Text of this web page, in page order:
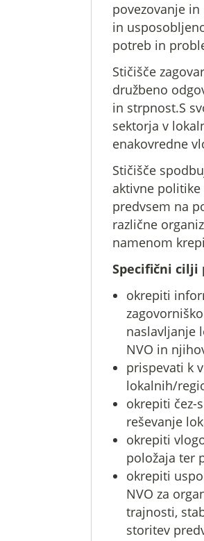
povezovanje
in
potreb in
Stičišče
družbeno
in strpnost.S
sektorja v
enakovredne
Stičišče
aktivne politike
predvsem na
različne
namenom
Specifični cilji
okrepiti
naslavljanje
NVO in
prispevati k
lokalnih/
okrepiti čez-
reševanje
okrepiti
položaja ter
okrepiti
NVO za
trajnosti,
storitev